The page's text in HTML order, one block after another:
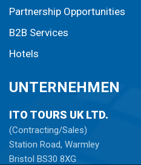
Partnership Opportunities
B2B Services
Hotels
UNTERNEHMEN
ITO TOURS UK LTD.
(Contracting/Sales)
Station Road, Warmley
Bristol BS30 8XG